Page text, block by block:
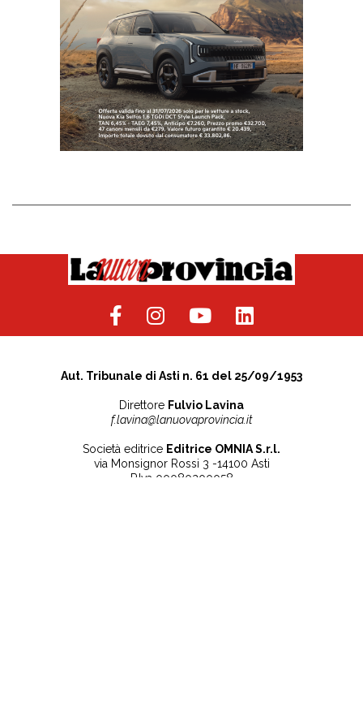
Aut. Tribunale di Asti n. 61 del 25/09/1953
Direttore Fulvio Lavina
f.lavina@lanuovaprovincia.it
Società editrice Editrice OMNIA S.r.l.
via Monsignor Rossi 3 -14100 Asti
P.Iva 00080200058